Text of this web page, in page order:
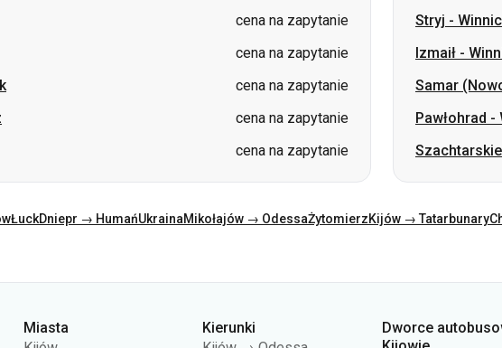
cena na zapytanie
cena na zapytanie
Pawłohrad-
Mikołajów → OdessaŻytomierz Kijów → Tatarbunary
Dniepr
Lwów
Warszawa → Dniepr
Dniepr → Odessa
(m.Vokzalna)